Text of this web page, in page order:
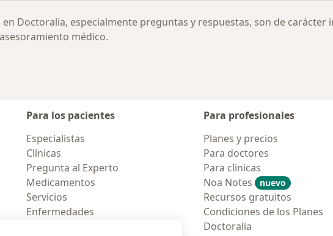
Doctoralia, especialmente preguntas y respuestas, son de
médico.
Para los pacientes
Especialistas
Clínicas
Pregunta al Experto
Medicamentos
Servicios
Enfermedades
Para profesionales
Planes y precios
Para doctores
Para clinicas
Noa Notes
nuevo
Recursos gratuitos
Condiciones de los Planes
Doctoralia